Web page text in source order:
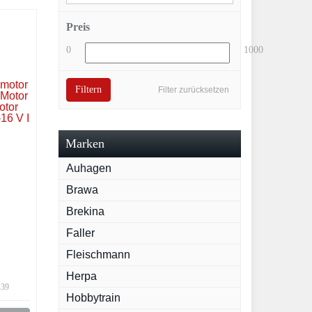
Preis
0 1000
Filter zurücksetzen
Filtern
Marken
Auhagen
Brawa
Brekina
Faller
Fleischmann
Herpa
Hobbytrain